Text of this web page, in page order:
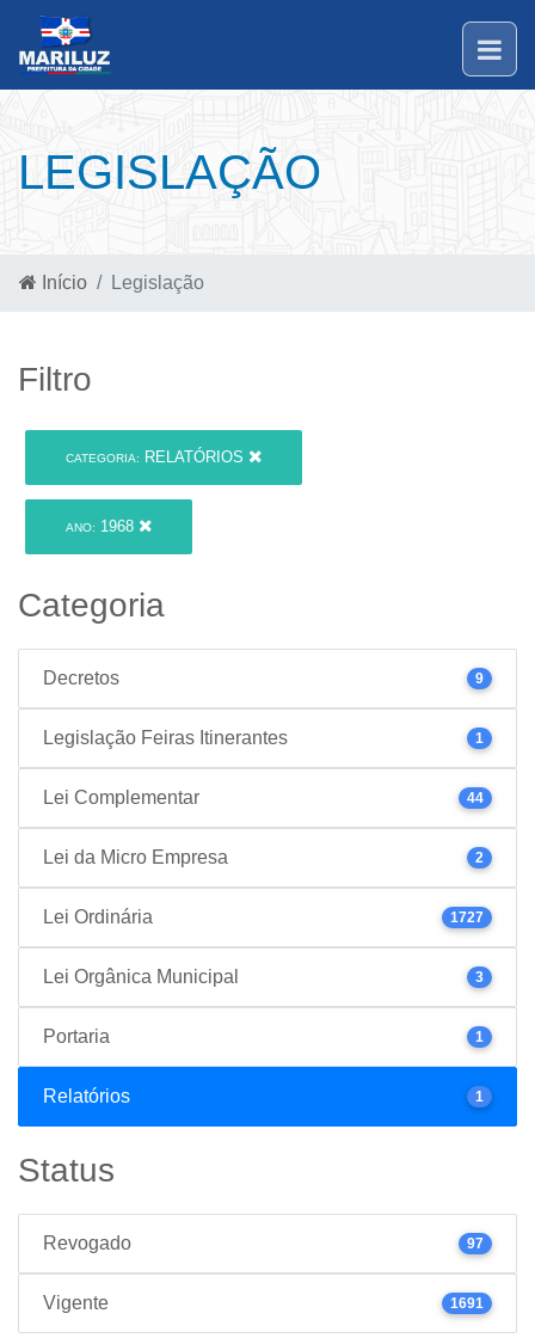
LEGISLAÇÃO
Início Legislação
Filtro
CATEGORIA: RELATÓRIOS
ANO: 1968
Categoria
Decretos 9
Legislação Feiras Itinerantes 1
Lei Complementar 44
Lei da Micro Empresa 2
Lei Ordinária 1727
Lei Orgânica Municipal 3
Portaria 1
Relatórios 1
Status
Revogado 97
Vigente 1691